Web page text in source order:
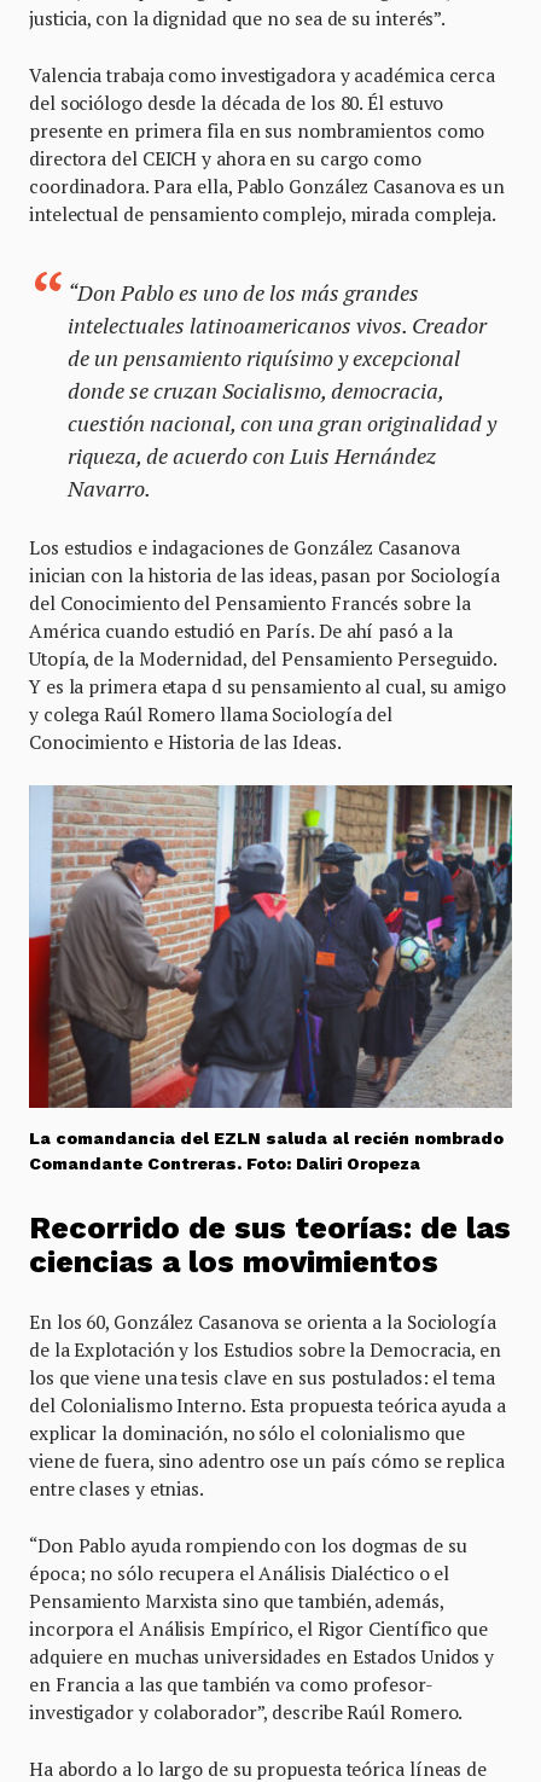
justicia, con la dignidad que no sea de su interés”.
Valencia trabaja como investigadora y académica cerca
del sociólogo desde la década de los 80. Él estuvo
presente en primera fila en sus nombramientos como
directora del CEICH y ahora en su cargo como
coordinadora. Para ella, Pablo González Casanova es un
intelectual de pensamiento complejo, mirada compleja.
“Don Pablo es uno de los más grandes
intelectuales latinoamericanos vivos. Creador
de un pensamiento riquísimo y excepcional
donde se cruzan Socialismo, democracia,
cuestión nacional, con una gran originalidad y
riqueza, de acuerdo con Luis Hernández
Navarro.
Los estudios e indagaciones de González Casanova
inician con la historia de las ideas, pasan por Sociología
del Conocimiento del Pensamiento Francés sobre la
América cuando estudió en París. De ahí pasó a la
Utopía, de la Modernidad, del Pensamiento Perseguido.
Y es la primera etapa d su pensamiento al cual, su amigo
y colega Raúl Romero llama Sociología del
Conocimiento e Historia de las Ideas.
La comandancia del EZLN saluda al recién nombrado
Comandante Contreras. Foto: Daliri Oropeza
Recorrido de sus teorías: de las
ciencias a los movimientos
En los 60, González Casanova se orienta a la Sociología
de la Explotación y los Estudios sobre la Democracia, en
los que viene una tesis clave en sus postulados: el tema
del Colonialismo Interno. Esta propuesta teórica ayuda a
explicar la dominación, no sólo el colonialismo que
viene de fuera, sino adentro ose un país cómo se replica
entre clases y etnias.
“Don Pablo ayuda rompiendo con los dogmas de su
época; no sólo recupera el Análisis Dialéctico o el
Pensamiento Marxista sino que también, además,
incorpora el Análisis Empírico, el Rigor Científico que
adquiere en muchas universidades en Estados Unidos y
en Francia a las que también va como profesor-
investigador y colaborador”, describe Raúl Romero.
Ha abordo a lo largo de su propuesta teórica líneas de